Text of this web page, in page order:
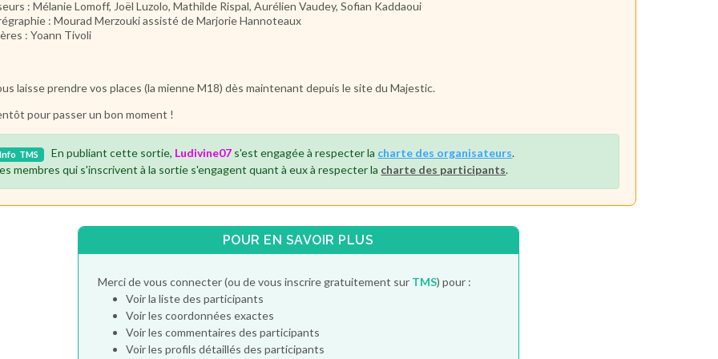
: Mélanie Lomoff, Joël Luzolo, Mathilde Rispal, Aurélien Vaudey, Sofian Kaddaoui
: Mourad Merzouki assisté de Marjorie Hannoteaux
: Yoann Tivoli
laisse prendre vos places (la mienne M18) dès maintenant depuis le site du Majestic.
pour passer un bon moment !
Info TMS En publiant cette sortie, Ludivine07 s'est engagée à respecter la charte des organisateurs.
membres qui s'inscrivent à la sortie s'engagent quant à eux à respecter la charte des participants.
POUR EN SAVOIR PLUS
Merci de vous connecter (ou de vous inscrire gratuitement sur TMS) pour :
Voir la liste des participants
Voir les coordonnées exactes
Voir les commentaires des participants
Voir les profils détaillés des participants